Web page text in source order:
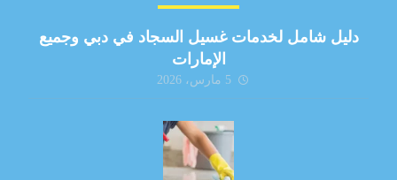
دليل شامل لخدمات غسيل السجاد في دبي وجميع
الإمارات
5 مارس، 2026